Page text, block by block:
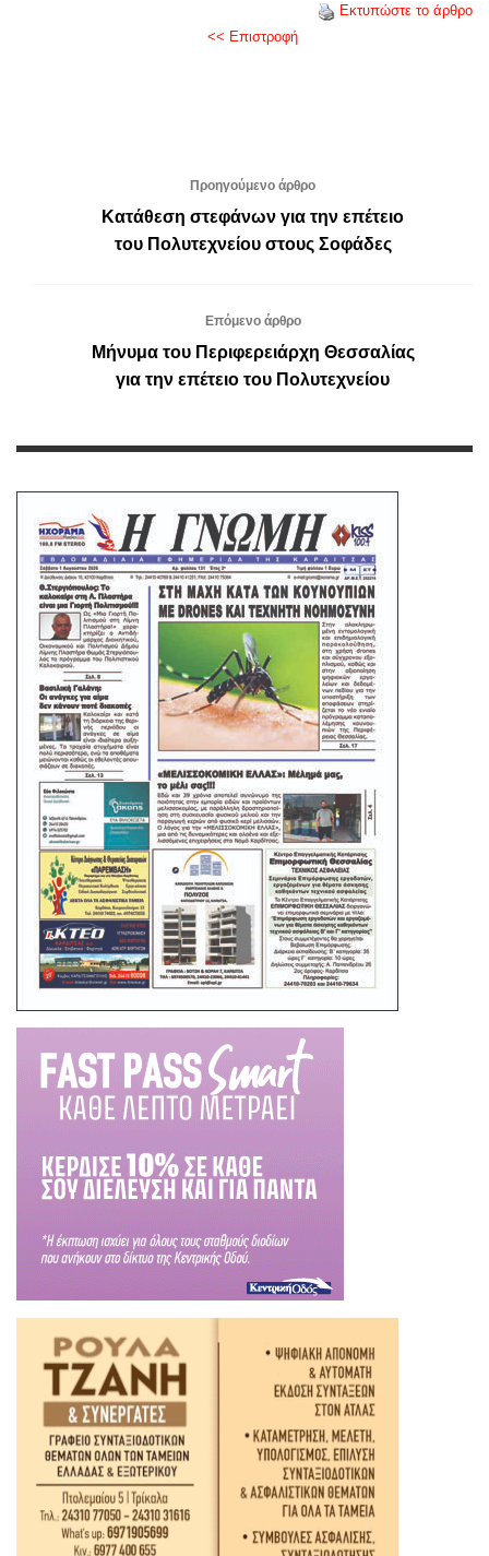
Εκτυπώστε το άρθρο
<< Επιστροφή
Προηγούμενο άρθρο
Κατάθεση στεφάνων για την επέτειο
του Πολυτεχνείου στους Σοφάδες
Επόμενο άρθρο
Μήνυμα του Περιφερειάρχη Θεσσαλίας
για την επέτειο του Πολυτεχνείου